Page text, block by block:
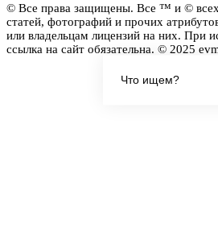
© Все права защищены. Все ™ и © всех
статей, фотографий и прочих
или владельцам лицензий на них. При
ссылка на сайт обязательна. © 2025